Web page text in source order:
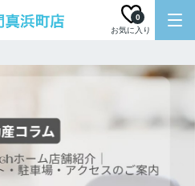
お気に入り
0